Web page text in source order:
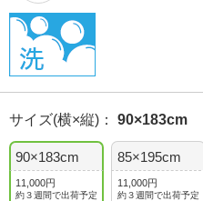
サイズ(横×縦) ： 90×183cm
90×183cm
11,000円
約３週間で出荷予定
85×195cm
11,000円
約３週間で出荷予定